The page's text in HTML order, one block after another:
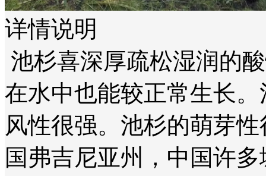
详情说明
池杉喜深厚疏松湿润的
在水中也能较正常生长
风性很强。池杉的萌芽
国弗吉尼亚州，中国许